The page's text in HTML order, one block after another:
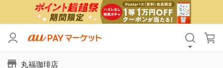
丸福珈琲店
カテゴリ すべて
価格